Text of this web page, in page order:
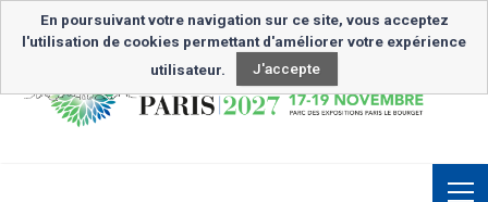
Inscription Newsletter
En poursuivant votre navigation sur ce site, vous acceptez
l'utilisation de cookies permettant d'améliorer votre expérience
utilisateur.
J'accepte